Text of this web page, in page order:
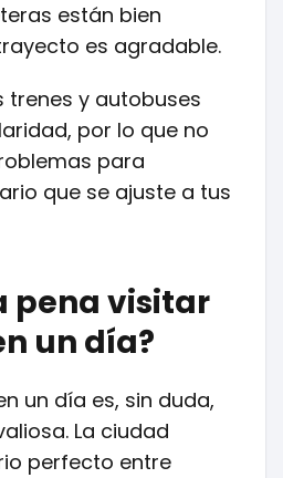
están bien
es agradable.
trenes y autobuses
por lo que no
para
que se ajuste a tus
pena visitar
un día?
un día es, sin duda,
La ciudad
perfecto entre